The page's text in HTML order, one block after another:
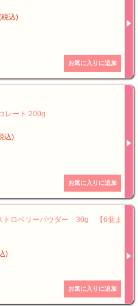
込)
レート 200g
込)
トロベリーパウダー 30g 【6個ま
)